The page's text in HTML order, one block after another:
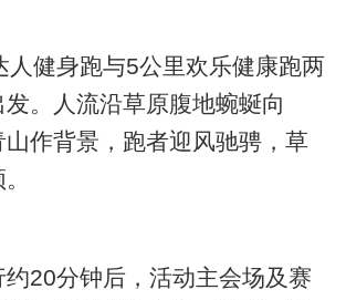
健身跑与5公里欢乐健康跑两
。人流沿草原腹地蜿蜒向
作背景，跑者迎风驰骋，草
分钟后，活动主会场及赛